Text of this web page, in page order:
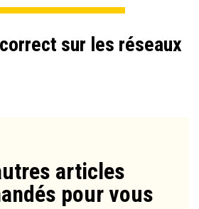
sur les réseaux
articles
pour vous​